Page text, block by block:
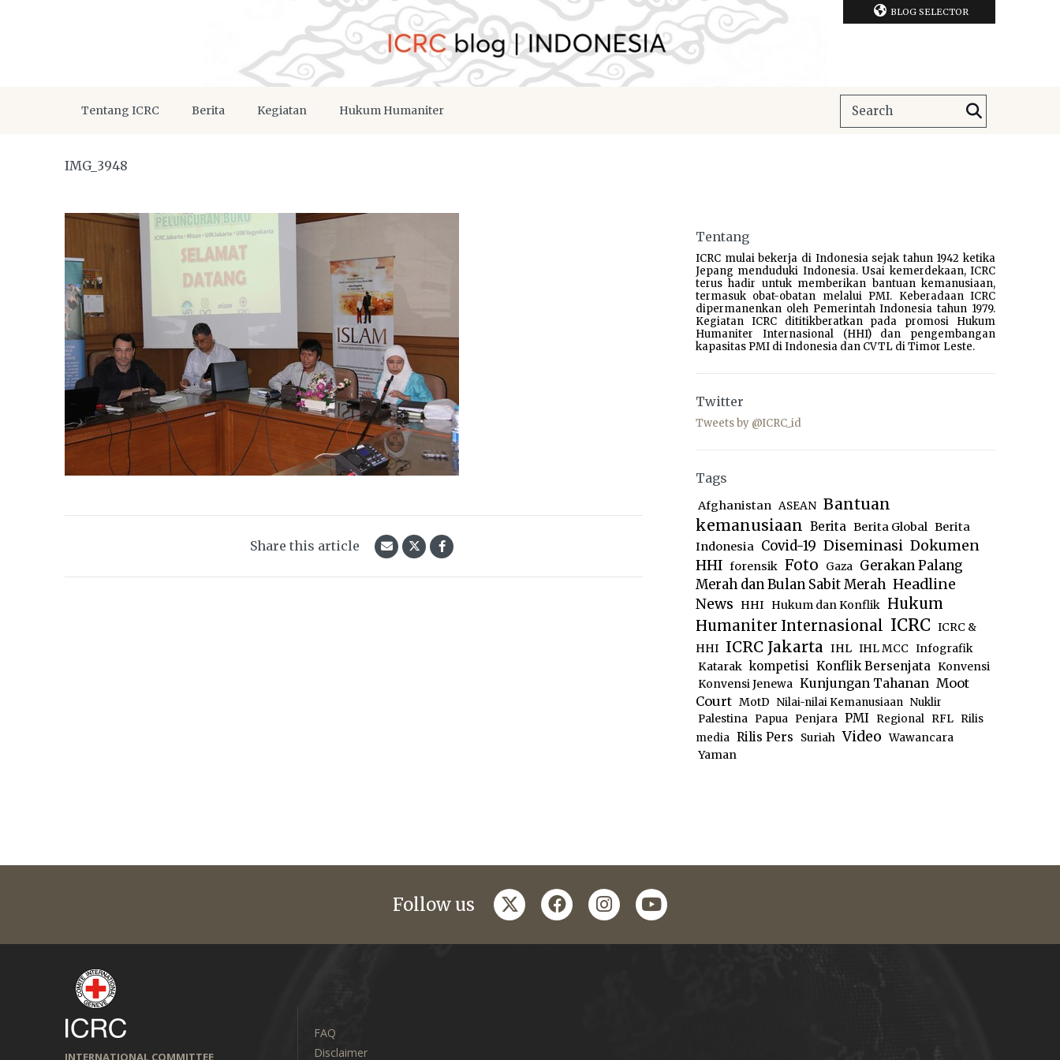
BLOG SELECTOR
Tentang ICRC Berita Kegiatan Hukum Humaniter
IMG_3948
Share this article
Tentang
ICRC mulai bekerja di Indonesia sejak tahun 1942 ketika
Jepang menduduki Indonesia. Usai kemerdekaan, ICRC
terus hadir untuk memberikan bantuan kemanusiaan,
termasuk obat-obatan melalui PMI. Keberadaan ICRC
dipermanenkan oleh Pemerintah Indonesia tahun 1979.
Kegiatan ICRC dititikberatkan pada promosi Hukum
Humaniter Internasional (HHI) dan pengembangan
kapasitas PMI di Indonesia dan CVTL di Timor Leste.
Twitter
Tweets by @ICRC_id
Tags
Afghanistan ASEAN Bantuan
kemanusiaan Berita Berita Global Berita
Indonesia Covid-19 Diseminasi Dokumen
HHI forensik Foto Gaza Gerakan Palang
Merah dan Bulan Sabit Merah Headline
News
HHI Hukum dan Konflik Hukum
Humaniter Internasional ICRC ICRC &
HHI ICRC Jakarta IHL IHL MCC Infografik
Katarak kompetisi Konflik Bersenjata Konvensi
Konvensi Jenewa Kunjungan Tahanan Moot
Court MotD Nilai-nilai Kemanusiaan Nuklir
Palestina
Papua Penjara PMI Regional RFL
Rilis
media Rilis Pers Suriah Video Wawancara
Yaman
Follow us twitterfacebookinstagram
youtube
INTERNATIONAL COMMITTEE
FAQ
Disclaimer